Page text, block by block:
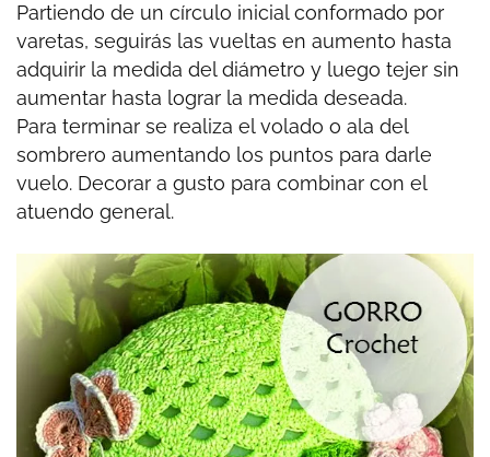
Partiendo de un círculo inicial conformado por
varetas, seguirás las vueltas en aumento hasta
adquirir la medida del diámetro y luego tejer sin
aumentar hasta lograr la medida deseada.
Para terminar se realiza el volado o ala del
sombrero aumentando los puntos para darle
vuelo. Decorar a gusto para combinar con el
atuendo general.